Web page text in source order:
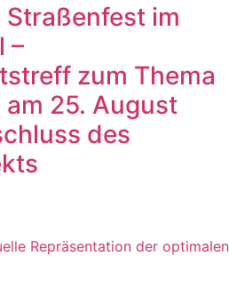
Straßenfest im
–
zum Thema
am 25. August
des